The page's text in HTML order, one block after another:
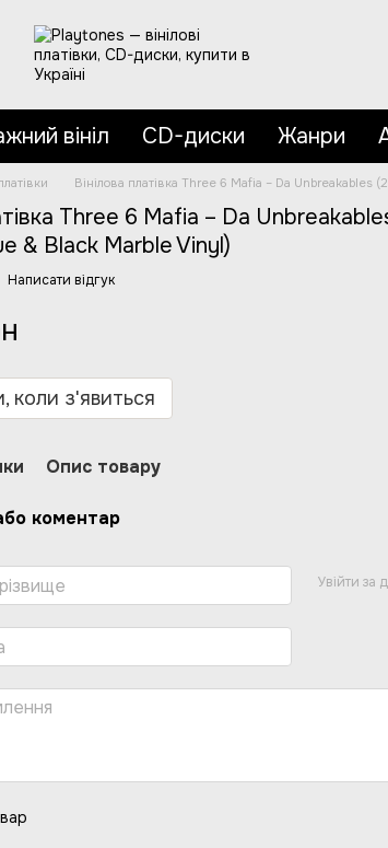
вініл CD-диски Жанри
Вінілова платівка Three 6 Mafia – Da
Three 6 Mafia – Da
& Black Marble Vinyl)
Написати відгук
коли з'явиться
Опис товару
коментар
Увійти за